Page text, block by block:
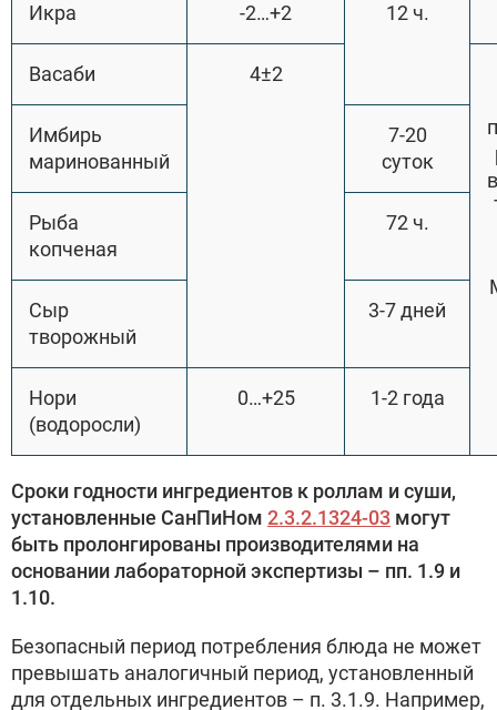
Икра -2…+2 12 ч.
Васаби 4±2
Имбирь
маринованный
7-20
суток
Рыба
копченая
72 ч.
Сыр
творожный
3-7 дней
Нори
(водоросли)
0…+25 1-2 года
Сроки годности ингредиентов к роллам и суши,
установленные СанПиНом 2.3.2.1324-03 могут
быть пролонгированы производителями на
основании лабораторной экспертизы – пп. 1.9 и
1.10.
Безопасный период потребления блюда не может
превышать аналогичный период, установленный
для отдельных ингредиентов – п. 3.1.9. Например,